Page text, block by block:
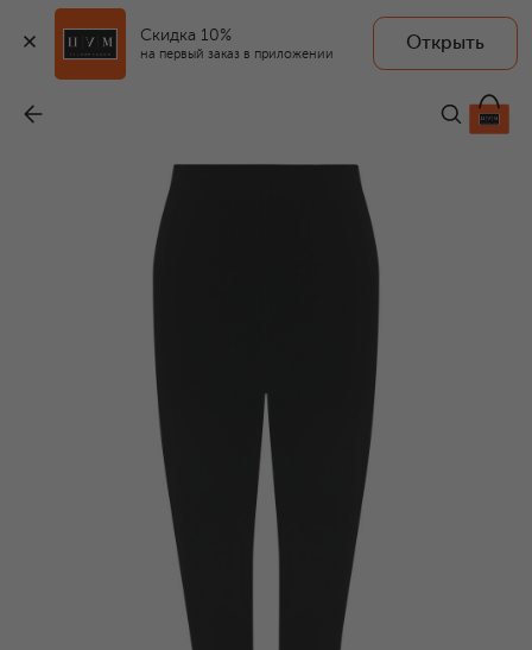
Скидка 10%
на первый заказ в приложении
Открыть